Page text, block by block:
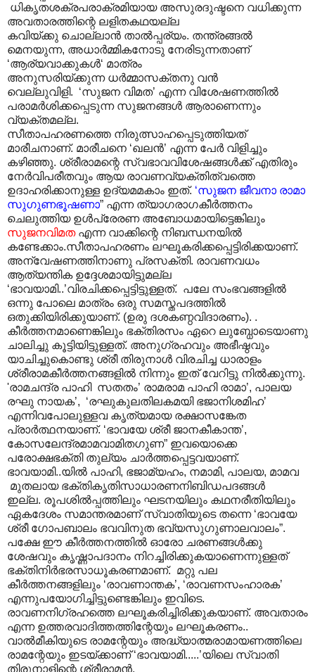
ധികൃതശക്രപരാക്രമിയായ അസുരദുഷ്ടനെ വധിക്കുന്ന
അവതാരത്തിന്റെ ലളിതകഥയല്ല
കവിയ്ക്കു ചൊല്ലാൻ താൽ‌പ്പര്യം. തന്ത്രങ്ങൽ
മെനയുന്ന, അധാർമ്മികനോടു നേരിടുന്നതാണ്
‘ആര്യവാക്കുകൾ‘ മാത്രം
അനുസരിയ്ക്കുന്ന ധർമ്മാസക്തനു വൻ
വെല്ലുവിളി. ‘സുജന വിമത’ എന്ന വിശേഷണത്തിൽ
പരാമർശിക്കപ്പെടുന്ന സുജനങ്ങൾ ആരാണെന്നും
വ്യക്തമല്ല.
സീതാപഹരണത്തെ നിരുത്സാഹപ്പെടുത്തിയത്
മാരീചനാണ്. മാരീചനെ ‘ഖലൻ’ എന്ന പേർ വിളിച്ചും
കഴിഞ്ഞു. ശ്രീരാമന്റെ സ്വഭാവവിശേഷങ്ങൾക്ക് എതിരും
നേർവിപരീതവും ആയ രാവണവ്യക്തിത്വത്തെ
ഉദാഹരിക്കാനുള്ള ഉദ്യമമകാം ഇത്. ‘സുജന ജീവനാ രാമാ
സുഗുണഭൂഷണാ” എന്ന ത്യാഗരാഗകീർത്തനം
ചെലുത്തിയ ഉൾപ്രേരണ അബോധമായിട്ടെങ്കിലും
സുജനവിമത എന്ന വാക്കിന്റെ നിബന്ധനയിൽ
കണ്ടേക്കാം.സീതാപഹരണം ലഘൂകരിക്കപ്പെട്ടിരിക്കയാണ്.
അന്വേഷണത്തിനാണു പ്രസക്തി. രാവണവധം
ആത്യന്തിക ഉദ്ദേശമായിട്ടുമല്ല
‘ഭാവയാമി..’വിരചിക്കപ്പെട്ടിട്ടുള്ളത്. പലേ സംഭവങ്ങളിൽ
ഒന്നു പോലെ മാത്രം ഒരു സമസ്തപദത്തിൽ
ഒതുക്കിയിരിക്കുയാണ്. (ഉരു ദശകണ്ഠവിദാരണം). .
കീർത്തനമാണെങ്കിലും ഭക്തിരസം ഏറെ ലുബ്ധോടെയാണു
ചാലിച്ചു കൂട്ടിയിട്ടുള്ളത്. അനുഗ്രഹവും അഭീഷ്ഠവും
യാചിച്ചുകൊണ്ടു ശ്രീ തിരുനാൾ വിരചിച്ച ധാരാളം
ശ്രീരാമകീർത്തനങ്ങളിൽ നിന്നും ഇത് വേറിട്ടു നിൽക്കുന്നു.
'രാമചന്ദ്ര പാഹി സതതം’ രാമരാമ പാഹി രാമാ’, പാലയ
രഘു നായക’, ‘രഘുകുലതിലകമയി ഭജാനിശമിഹ’
എന്നിവപോലുള്ളവ കൃത്യമായ രക്ഷാസങ്കേത
പ്രാർത്ഥനയാണ്. ‘ഭാവയേ ശ്രീ ജാനകീകാന്ത’,
കോസലേന്ദ്രമാമവാമിതഗുണ” ഇവയൊക്കെ
പരോക്ഷഭക്തി തുല്യം ചാർത്തപ്പെട്ടവയാണ്.
ഭാവയാമി..യിൽ പാഹി, ഭജാമ്യഹം, നമാമി, പാലയ, മാമവ
മുതലായ ഭക്തികൃതിസാധാരണനിബിഡപദങ്ങൾ
ഇല്ല. രൂപശിൽ‌പ്പത്തിലും ഘടനയിലും കഥനരീതിയിലും
ഏകദേശം സമാന്തരമാണ് സ്വാതിയുടെ തന്നെ ‘ഭാവയേ
ശ്രീ ഗോപബാലം ഭവവിനുത ഭവ്യസുഗുണാലവാലം”.
പക്ഷേ ഈ കീർത്തനത്തിൽ ഓരോ ചരണങ്ങൾക്കു
ശേഷവും കൃഷ്ണാപദാനം നിറച്ചിരിക്കുകയാണെന്നുള്ളത്
ഭക്തിനിർഭരസാധൂകരണമാണ്. മറ്റു പല
കീർത്തനങ്ങളിലും ‘രാവണാന്തക’, ‘രാവണസംഹാരക’
എന്നുപയോഗിച്ചിട്ടുണ്ടെങ്കിലും ഇവിടെ.
രാവണനിഗ്രഹത്തെ ലഘൂകരിച്ചിരിക്കുകയാണ്. അവതാരം
എന്ന ഉത്തരവാദിത്തത്തിന്റേയും ലഘൂകരണം..
വാൽമീകിയുടെ രാമന്റേയും അദ്ധ്യാത്മരാമായണത്തിലെ
രാമന്റേയും ഇടയ്ക്കാണ് ‘ഭാവയാമി.....’യിലെ സ്വാതി
തിരുനാളിന്റെ ശ്രീരാമൻ.